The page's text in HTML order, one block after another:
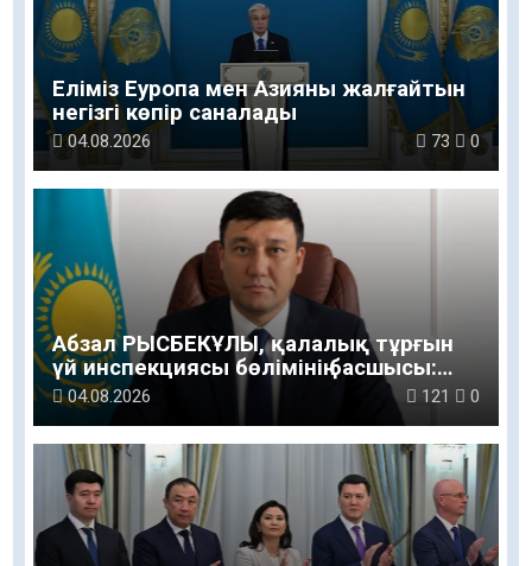
Еліміз Еуропа мен Азияны жалғайтын
негізгі көпір саналады
04.08.2026 73 0
Абзал РЫСБЕКҰЛЫ, қалалық тұрғын
үй инспекциясы бөлімінің басшысы:
Тұрғындар үй кезегіне қатысты
деректі ресми ақпарат көзінен алса
деймін
04.08.2026 121 0